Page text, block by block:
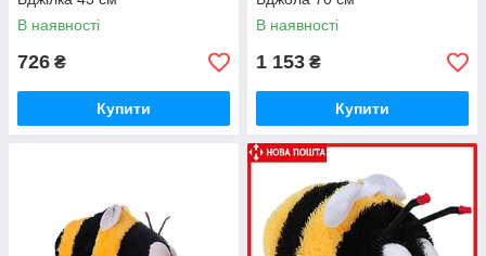
В наявності
726 ₴
Купити
В наявності
1 153 ₴
Купити